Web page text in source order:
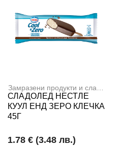
СЛАДОЛЕД НЕСТЛЕ
КУУЛ ЕНД ЗЕРО КЛЕЧКА
45Г
1.78 € (3.48 лв.)